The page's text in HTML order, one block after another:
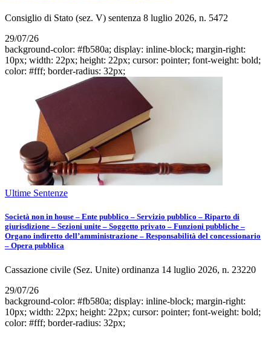
Consiglio di Stato (sez. V) sentenza 8 luglio 2026, n. 5472
29/07/26
background-color: #fb580a; display: inline-block; margin-right:
10px; width: 22px; height: 22px; cursor: pointer; font-weight: bold;
color: #fff; border-radius: 32px;
Ultime Sentenze
Società non in house – Ente pubblico – Servizio pubblico – Riparto di
giurisdizione – Sezioni unite – Soggetto privato – Funzioni pubbliche –
Organo indiretto dell’amministrazione – Responsabilità del concessionario
– Opera pubblica
Cassazione civile (Sez. Unite) ordinanza 14 luglio 2026, n. 23220
29/07/26
background-color: #fb580a; display: inline-block; margin-right:
10px; width: 22px; height: 22px; cursor: pointer; font-weight: bold;
color: #fff; border-radius: 32px;